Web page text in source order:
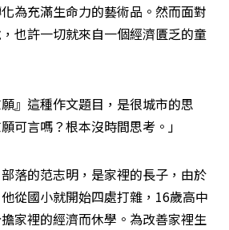
為充滿生命力的藝術品。然而面對
也許一切就來自一個經濟匱乏的童
願』這種作文題目，是很城市的思
可言嗎？根本沒時間思考。」
落的范志明，是家裡的長子，由於
從國小就開始四處打雜，16歲高中
家裡的經濟而休學。為改善家裡生